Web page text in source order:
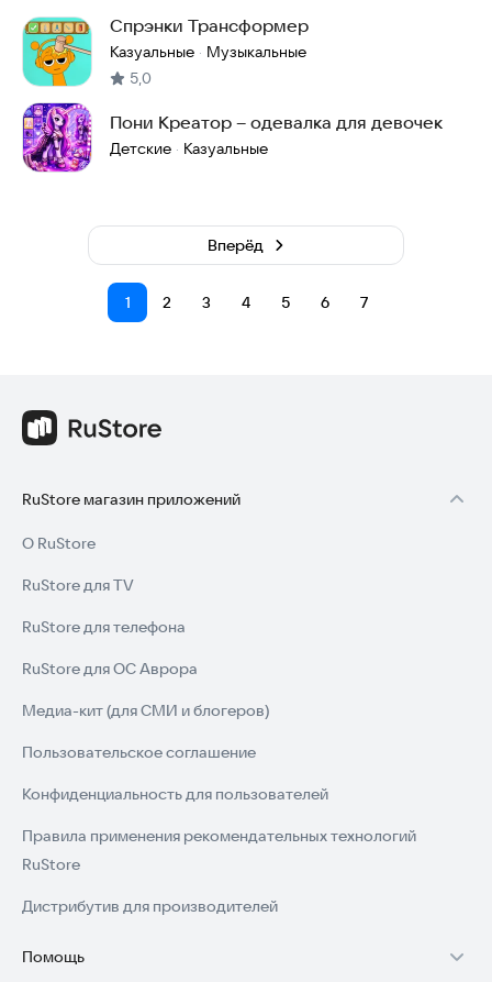
Спрэнки Трансформер
Казуальные · Музыкальные
5,0
Пони Креатор – одевалка для девочек
Детские · Казуальные
1 2 3 4 5 6 7
Вперёд
RuStore магазин приложений
О RuStore
RuStore для TV
RuStore для телефона
RuStore для ОС Аврора
Медиа-кит (для СМИ и блогеров)
Пользовательское соглашение
Конфиденциальность для пользователей
Правила применения рекомендательных технологий
RuStore
Дистрибутив для производителей
Помощь